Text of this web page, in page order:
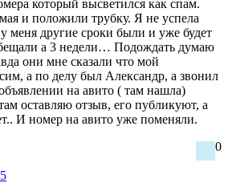
который высветился как спам.
и положили трубку. Я не успела
у меня другие сроки были и уже будет
а 3 недели… Подождать думаю
они мне сказали что мой
а по делу был Александр, а звонил
на авито ( там нашла)
оставляю отзыв, его публикуют, а
И номер на авито уже поменяли.
0